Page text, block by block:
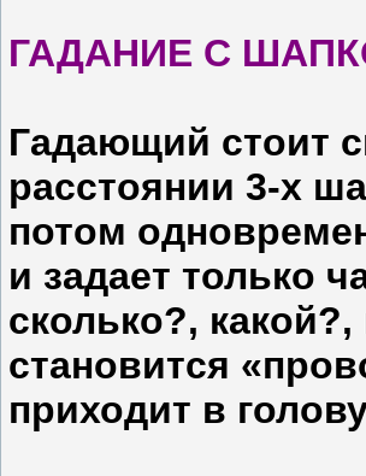
ГАДАНИЕ С
Гадающий стоит
расстоянии 3-х
потом
и задает только
сколько?,
становится
приходит в